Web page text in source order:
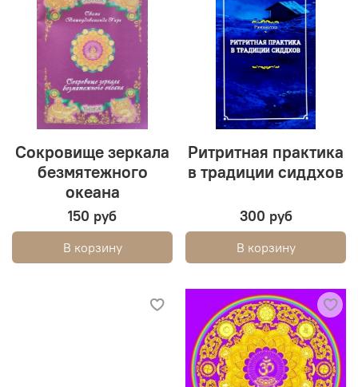
Сокровище зеркала
безмятежного
океана
150 руб
В корзину
Ритритная практика
в традиции сиддхов
300 руб
В корзину